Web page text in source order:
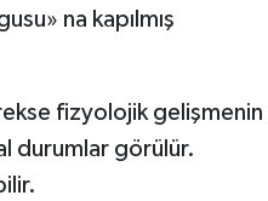
na kapılmış
fizyolojik gelişmenin
durumlar görülür.